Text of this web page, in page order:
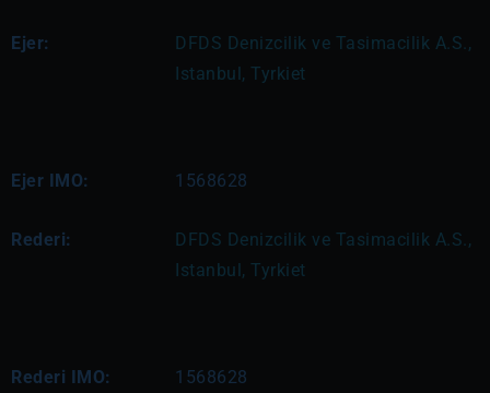
Ejer:
DFDS Denizcilik ve Tasimacilik A.S.,
Istanbul, Tyrkiet
Ejer IMO: 1568628
Rederi:
DFDS Denizcilik ve Tasimacilik A.S.,
Istanbul, Tyrkiet
Rederi IMO: 1568628